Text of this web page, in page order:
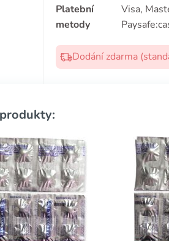
Platební
metody
Visa,
Dodání zdarma